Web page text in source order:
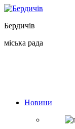
Перейти
вмісту
Бердичів
міська рада
Новини